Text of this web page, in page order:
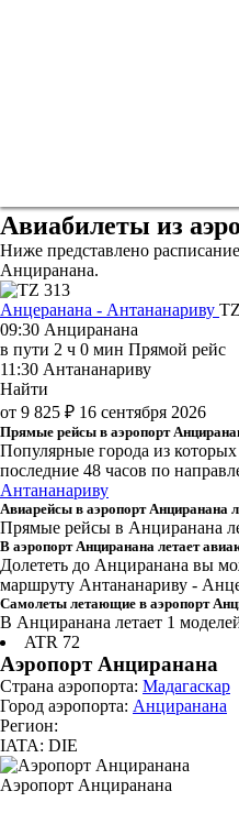
Авиабилеты из
Ниже представлено
Анциранана.
Анцеранана - Антананариву
09:30 Анциранана
в пути 2 ч 0 мин Прямой рейс
11:30 Антананариву
Найти
от 9 825 ₽ 16 сентября 2026
Прямые рейсы в аэропорт
Популярные города из
последние 48 часов по
Антананариву
Авиарейсы в аэропорт Анциранана
Прямые рейсы в Анциранана
В аэропорт Анциранана летает
Долететь до Анциранана вы
маршруту Антананариву -
Самолеты летающие в аэропорт
В Анциранана летает 1
ATR 72
Аэропорт Анциранана
Страна аэропорта: Мадагаскар
Город аэропорта: Анциранана
Регион:
IATA: DIE
Аэропорт Анциранана